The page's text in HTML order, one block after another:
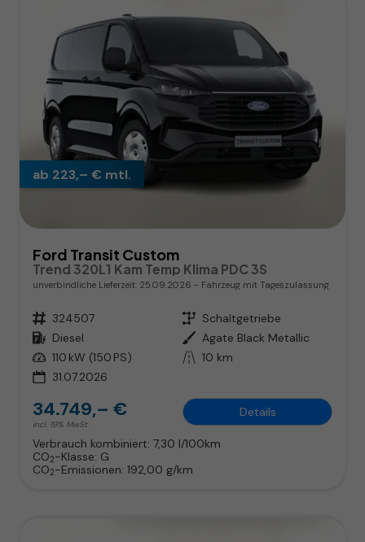
ab 223,– € mtl.
Ford Transit Custom
Trend 320L1 Kam Temp Klima PDC 3S
unverbindliche Lieferzeit: 25.09.2026 Fahrzeug mit Tageszulassung
Fahrzeugnr. 324507 Getriebe Schaltgetriebe
Kraftstoff Diesel Außenfarbe Agate Black Metallic
Leistung 110 kW (150 PS) Kilometerstand 10 km
31.07.2026
34.749,– €
incl. 19% MwSt.
Details
Verbrauch kombiniert: 7,30 l/100km
CO2-Klasse: G
CO2-Emissionen: 192,00 g/km